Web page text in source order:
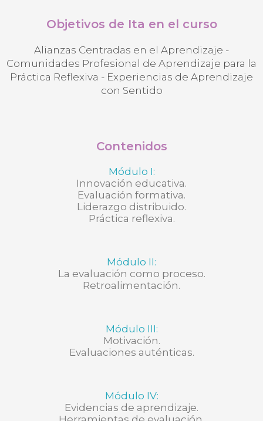
Objetivos de Ita en el curso
Alianzas Centradas en el Aprendizaje -
Comunidades Profesional de Aprendizaje para la
Práctica Reflexiva - Experiencias de Aprendizaje
con Sentido
Contenidos
Módulo I:
Innovación educativa.
Evaluación formativa.
Liderazgo distribuido.
Práctica reflexiva.
Módulo II:
La evaluación como proceso.
Retroalimentación.
Módulo III:
Motivación.
Evaluaciones auténticas.
Módulo IV:
Evidencias de aprendizaje.